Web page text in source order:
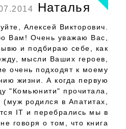
Наталья
Алексей Викторович.
Вам! Очень уважаю Вас,
и подбираю себе, как
мысли Ваших героев,
очень подходят к моему
жизни. А когда первую
"Комьюнити" прочитала,
(муж родился в Апатитах,
IT и перебрались мы в
говоря о том, что книга